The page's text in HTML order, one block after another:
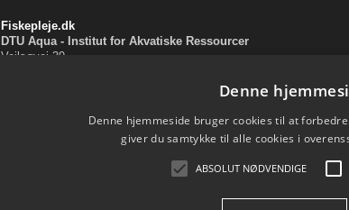
Fiskepleje.dk
DTU Aqua - Institut for Akvatiske Ressourcer
Vejlsøvej 39
Brug af personoplysninger
Denne
Denne hjemmeside bruger cookies til at
giver du samtykke til alle cookies i
ABSOLUT NØDVENDIGE